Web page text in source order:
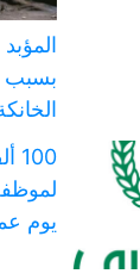
بسبب
يوم